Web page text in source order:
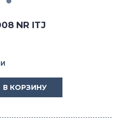
NR ITJ
В КОРЗИНУ